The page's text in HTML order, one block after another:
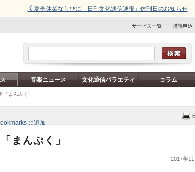
🗓️ 夏季休業ならびに「日刊文化通信速報」休刊日のお知らせ
サービス一覧 | 購読申込
音楽ニュース 文化通信バラエティ コラム
「まんぷく」
まんぷく」
2017年11